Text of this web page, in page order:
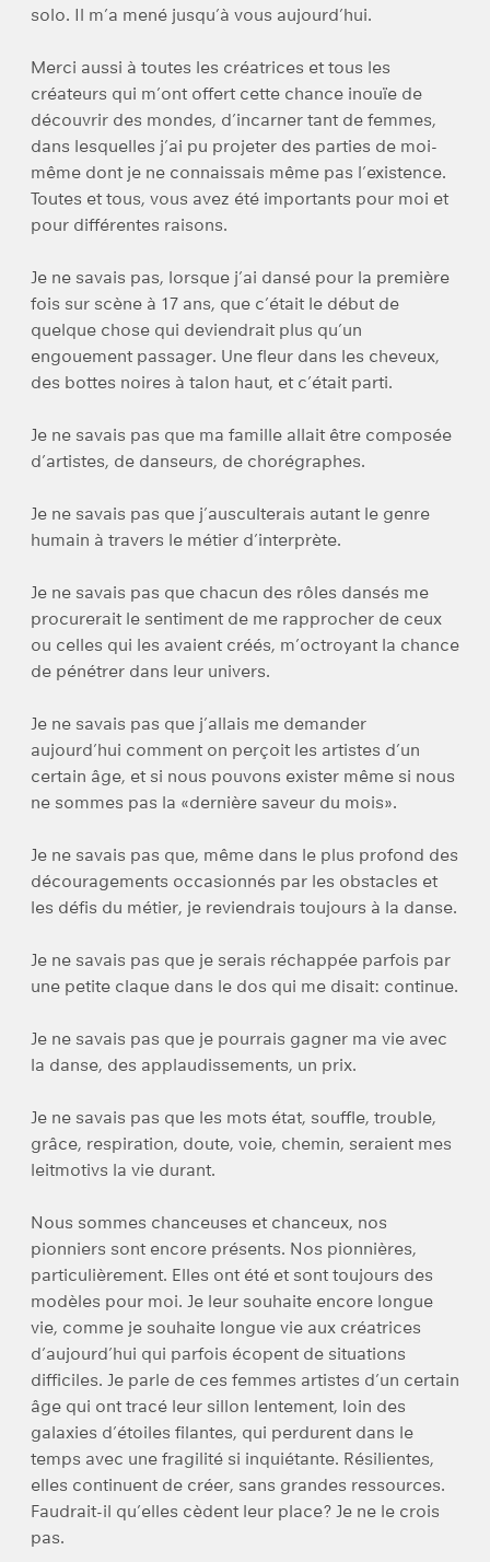
solo. Il m’a mené jusqu’à vous aujourd’hui.
Merci aussi à toutes les créatrices et tous les
créateurs qui m’ont offert cette chance inouïe de
découvrir des mondes, d’incarner tant de femmes,
dans lesquelles j’ai pu projeter des parties de moi-
même dont je ne connaissais même pas l’existence.
Toutes et tous, vous avez été importants pour moi et
pour différentes raisons.
Je ne savais pas, lorsque j’ai dansé pour la première
fois sur scène à 17 ans, que c’était le début de
quelque chose qui deviendrait plus qu’un
engouement passager. Une fleur dans les cheveux,
des bottes noires à talon haut, et c’était parti.
Je ne savais pas que ma famille allait être composée
d’artistes, de danseurs, de chorégraphes.
Je ne savais pas que j’ausculterais autant le genre
humain à travers le métier d’interprète.
Je ne savais pas que chacun des rôles dansés me
procurerait le sentiment de me rapprocher de ceux
ou celles qui les avaient créés, m’octroyant la chance
de pénétrer dans leur univers.
Je ne savais pas que j’allais me demander
aujourd’hui comment on perçoit les artistes d’un
certain âge, et si nous pouvons exister même si nous
ne sommes pas la «dernière saveur du mois».
Je ne savais pas que, même dans le plus profond des
découragements occasionnés par les obstacles et
les défis du métier, je reviendrais toujours à la danse.
Je ne savais pas que je serais réchappée parfois par
une petite claque dans le dos qui me disait: continue.
Je ne savais pas que je pourrais gagner ma vie avec
la danse, des applaudissements, un prix.
Je ne savais pas que les mots état, souffle, trouble,
grâce, respiration, doute, voie, chemin, seraient mes
leitmotivs la vie durant.
Nous sommes chanceuses et chanceux, nos
pionniers sont encore présents. Nos pionnières,
particulièrement. Elles ont été et sont toujours des
modèles pour moi. Je leur souhaite encore longue
vie, comme je souhaite longue vie aux créatrices
d’aujourd’hui qui parfois écopent de situations
difficiles. Je parle de ces femmes artistes d’un certain
âge qui ont tracé leur sillon lentement, loin des
galaxies d’étoiles filantes, qui perdurent dans le
temps avec une fragilité si inquiétante. Résilientes,
elles continuent de créer, sans grandes ressources.
Faudrait-il qu’elles cèdent leur place? Je ne le crois
pas.